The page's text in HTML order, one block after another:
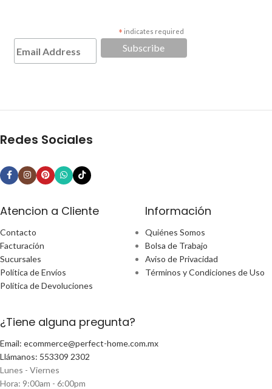
* indicates required
Redes Sociales
Atencion a Cliente
Contacto
Facturación
Sucursales
Política de Envíos
Política de Devoluciones
Información
Quiénes Somos
Bolsa de Trabajo
Aviso de Privacidad
Términos y Condiciones de Uso
¿Tiene alguna pregunta?
Email: ecommerce@perfect-home.com.mx
Llámanos: 553309 2302
Lunes - Viernes
Hora: 9:00am - 6:00pm